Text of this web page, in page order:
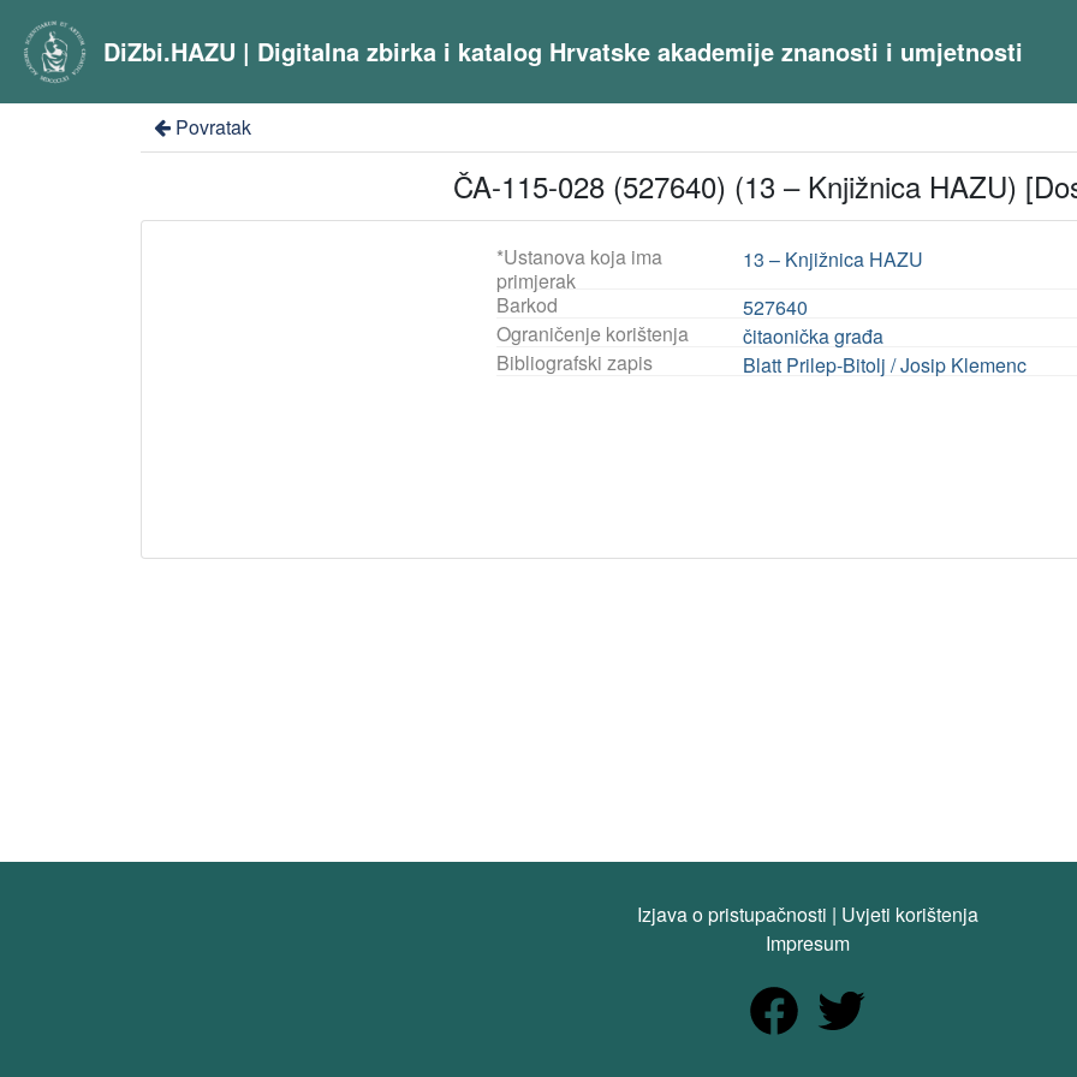
DiZbi.HAZU | Digitalna zbirka i katalog Hrvatske akademije znanosti i umjetnosti
Povratak
ČA-115-028 (527640) (13 – Knjižnica HAZU)
*Ustanova koja ima
primjerak
13 – Knjižnica HAZU
Barkod
527640
Ograničenje korištenja
čitaonička građa
Bibliografski zapis
Blatt Prilep-Bitolj / Josip Klemenc
Izjava o pristupačnosti | Uvjeti korištenja
Impresum